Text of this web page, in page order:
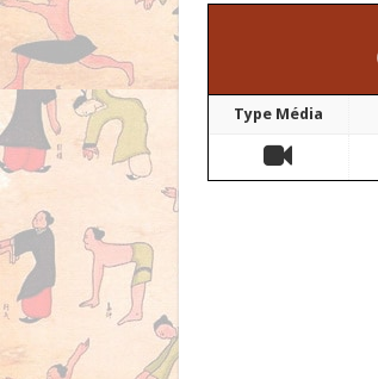
Type Média